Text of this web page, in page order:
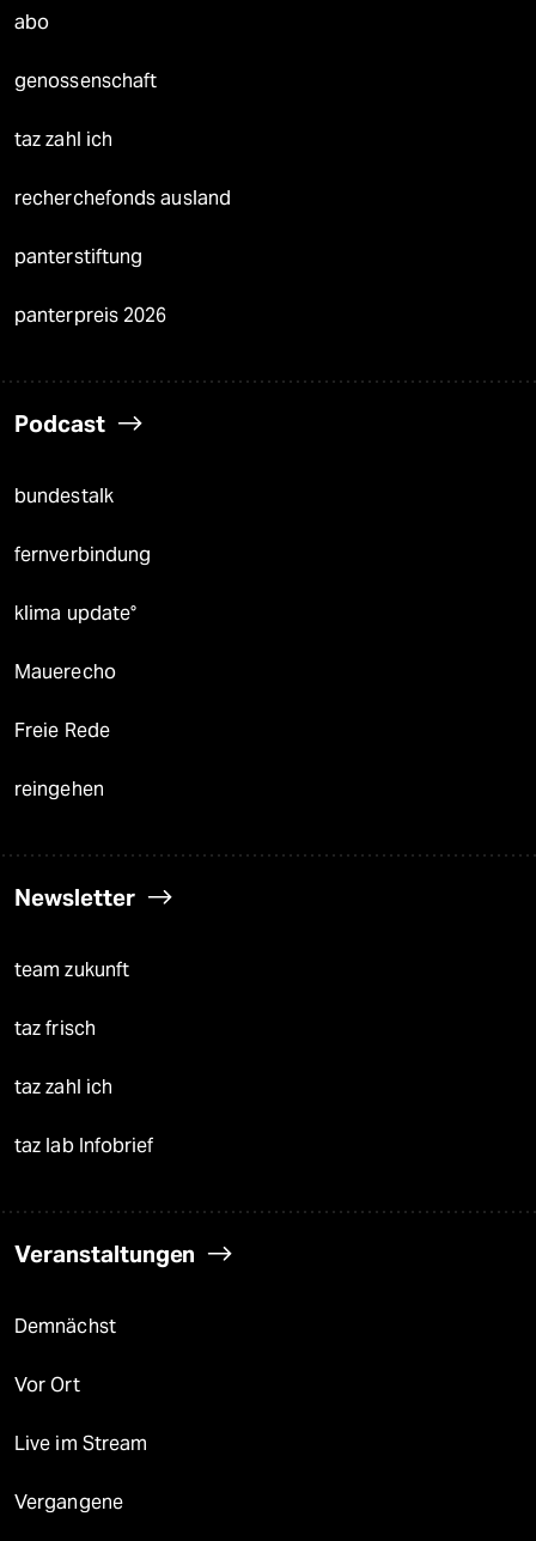
abo
genossenschaft
taz zahl ich
recherchefonds ausland
panterstiftung
panterpreis 2026
Podcast
bundestalk
fernverbindung
klima update°
Mauerecho
Freie Rede
reingehen
Newsletter
team zukunft
taz frisch
taz zahl ich
taz lab Infobrief
Veranstaltungen
Demnächst
Vor Ort
Live im Stream
Vergangene